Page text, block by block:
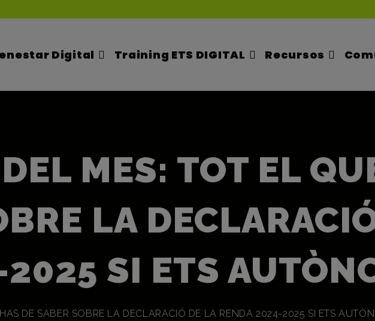
Digital Training ETS DIGITAL Recursos
MES: TOT EL
LA
SI ETS
DE SABER SOBRE LA DECLARACIÓ DE LA RENDA 2024-2025 SI ETS